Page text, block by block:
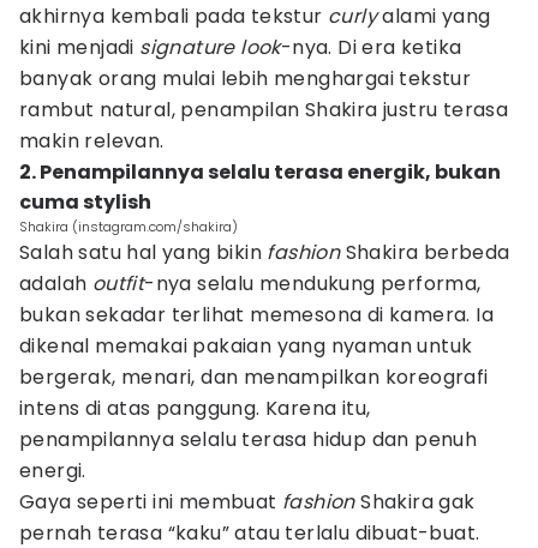
akhirnya kembali pada tekstur curlyalami yang
kini menjadi signature look-nya. Di era ketika
banyak orang mulai lebih menghargai tekstur
rambut natural, penampilan Shakira justru terasa
makin relevan.
2. Penampilannya selalu terasa energik, bukan
cuma stylish
Shakira (instagram.com/shakira)
Salah satu hal yang bikin fashionShakira berbeda
adalah outfit-nya selalu mendukung performa,
bukan sekadar terlihat memesona di kamera. Ia
dikenal memakai pakaian yang nyaman untuk
bergerak, menari, dan menampilkan koreografi
intens di atas panggung. Karena itu,
penampilannya selalu terasa hidup dan penuh
energi.
Gaya seperti ini membuat fashionShakira gak
pernah terasa “kaku” atau terlalu dibuat-buat.